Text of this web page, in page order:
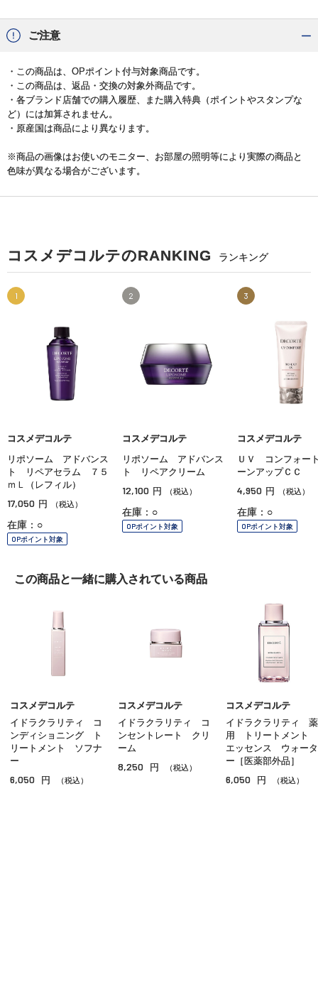
ご注意
・この商品は、OPポイント付与対象商品です。
・この商品は、返品・交換の対象外商品です。
・各ブランド店舗での購入履歴、また購入特典（ポイントやスタンプな
ど）には加算されません。
・原産国は商品により異なります。
※商品の画像はお使いのモニター、お部屋の照明等により実際の商品と
色味が異なる場合がございます。
コスメデコルテのRANKING ランキング
1
コスメデコルテ
リポソーム アドバンス
ト リペアセラム ７５
ｍＬ（レフィル）
17,050 円 （税込）
在庫：○
OPポイント対象
2
コスメデコルテ
リポソーム アドバンス
ト リペアクリーム
12,100 円 （税込）
在庫：○
OPポイント対象
3
コスメデコルテ
ＵＶ コンフォー
ーンアップＣＣ
4,950 円 （税込）
在庫：○
OPポイント対象
この商品と一緒に購入されている商品
コスメデコルテ
イドラクラリティ コ
ンディショニング ト
リートメント ソフナ
ー
6,050 円 （税込）
コスメデコルテ
イドラクラリティ コ
ンセントレート クリ
ーム
8,250 円 （税込）
コスメデコルテ
イドラクラリティ 薬
用 トリートメント
エッセンス ウォータ
ー［医薬部外品］
6,050 円 （税込）